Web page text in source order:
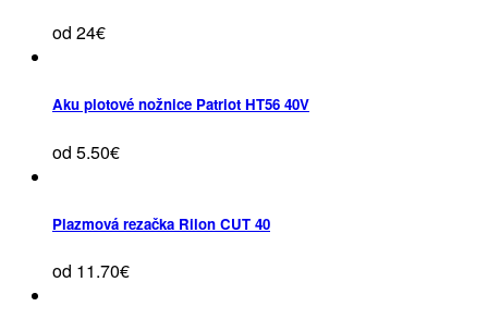
od 24€
Aku plotové nožnice Patriot HT56 40V
od 5.50€
Plazmová rezačka Rilon CUT 40
od 11.70€